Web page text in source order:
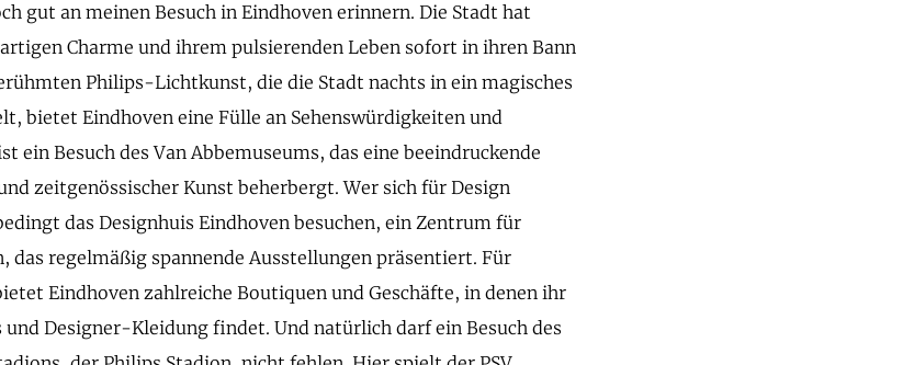
gut an meinen Besuch in Eindhoven erinnern. Die Stadt hat
Charme und ihrem pulsierenden Leben sofort in ihren Bann
Philips-Lichtkunst, die die Stadt nachts in ein magisches
bietet Eindhoven eine Fülle an Sehenswürdigkeiten und
ein Besuch des Van Abbemuseums, das eine beeindruckende
zeitgenössischer Kunst beherbergt. Wer sich für Design
das Designhuis Eindhoven besuchen, ein Zentrum für
das regelmäßig spannende Ausstellungen präsentiert. Für
Eindhoven zahlreiche Boutiquen und Geschäfte, in denen ihr
Designer-Kleidung findet. Und natürlich darf ein Besuch des